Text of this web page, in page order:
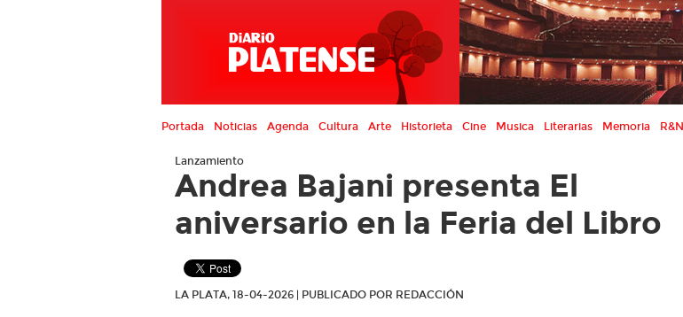
Portada Noticias Agenda Cultura Arte Historieta Cine Musica Literarias Memoria R&N
Lanzamiento
Andrea Bajani presenta El
aniversario en la Feria del Libro
LA PLATA, 18-04-2026 | PUBLICADO POR REDACCIÓN